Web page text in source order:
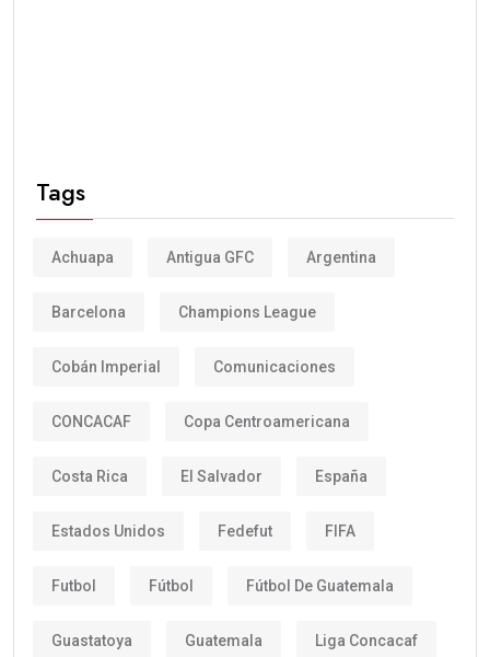
Tags
Achuapa Antigua GFC Argentina
Barcelona Champions League
Cobán Imperial Comunicaciones
CONCACAF Copa Centroamericana
Costa Rica El Salvador España
Estados Unidos Fedefut FIFA
Futbol Fútbol Fútbol De Guatemala
Guastatoya Guatemala Liga Concacaf